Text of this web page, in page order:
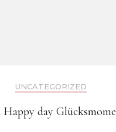
UNCATEGORIZED
Happy day